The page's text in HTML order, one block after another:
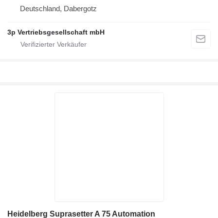
Deutschland, Dabergotz
3p Vertriebsgesellschaft mbH
Heidelberg Suprasetter A 75 Automation